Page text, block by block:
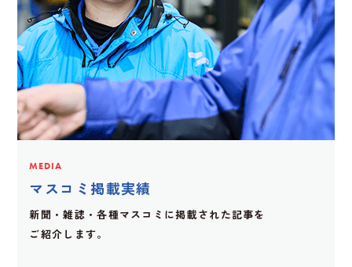
MEDIA
マスコミ掲載実績
新聞・雑誌・各種マスコミに掲載された記事を
ご紹介します。